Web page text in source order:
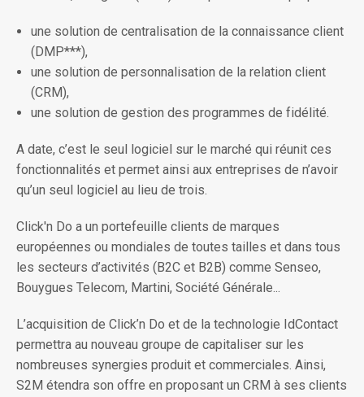
une solution de centralisation de la connaissance client
(DMP***),
une solution de personnalisation de la relation client
(CRM),
une solution de gestion des programmes de fidélité.
A date, c’est le seul logiciel sur le marché qui réunit ces
fonctionnalités et permet ainsi aux entreprises de n’avoir
qu’un seul logiciel au lieu de trois.
Click'n Do a un portefeuille clients de marques
européennes ou mondiales de toutes tailles et dans tous
les secteurs d’activités (B2C et B2B) comme Senseo,
Bouygues Telecom, Martini, Société Générale...
L’acquisition de Click’n Do et de la technologie IdContact
permettra au nouveau groupe de capitaliser sur les
nombreuses synergies produit et commerciales. Ainsi,
S2M étendra son offre en proposant un CRM à ses clients